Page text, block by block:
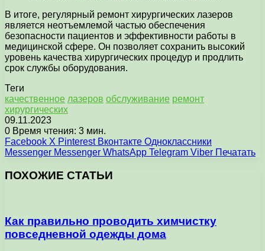
В итоге, регулярный ремонт хирургических лазеров
является неотъемлемой частью обеспечения
безопасности пациентов и эффективности работы в
медицинской сфере. Он позволяет сохранить высокий
уровень качества хирургических процедур и продлить
срок службы оборудования.
Теги
качественное лазеров обслуживание ремонт
хирургических
09.11.2023
0 Время чтения: 3 мин.
Facebook X Pinterest Вконтакте Одноклассники
Messenger Messenger WhatsApp Telegram Viber Печатать
ПОХОЖИЕ СТАТЬИ
Как правильно проводить химчистку
повседневной одежды дома